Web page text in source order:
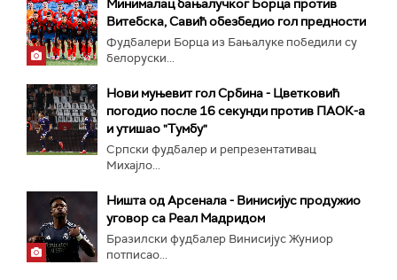
Минималац бањалучког Борца против
Витебска, Савић обезбедио гол предности
Фудбалери Борца из Бањалуке победили су
белоруски...
Нови муњевит гол Србина - Цветковић
погодио после 16 секунди против ПАОК-а
и утишао "Тумбу"
Српски фудбалер и репрезентативац
Михајло...
Ништа од Арсенала - Винисијус продужио
уговор са Реал Мадридом
Бразилски фудбалер Винисијус Жуниор
потписао...